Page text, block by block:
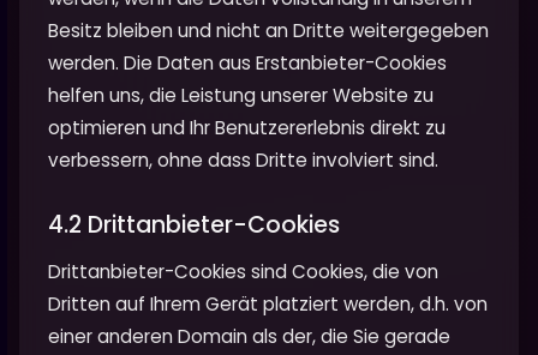
Besitz bleiben und nicht an Dritte weitergegeben
werden. Die Daten aus Erstanbieter-Cookies
helfen uns, die Leistung unserer Website zu
optimieren und Ihr Benutzererlebnis direkt zu
verbessern, ohne dass Dritte involviert sind.
4.2 Drittanbieter-Cookies
Drittanbieter-Cookies sind Cookies, die von
Dritten auf Ihrem Gerät platziert werden, d.h. von
einer anderen Domain als der, die Sie gerade